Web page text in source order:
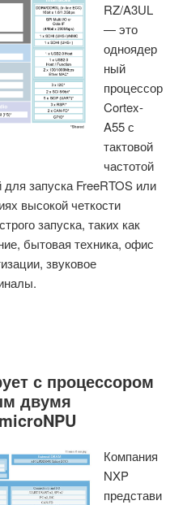
RZ/A3UL
— это
одноядер
ный
процессор
Cortex-
A55 с
тактовой
частотой
запуска FreeRTOS или
высокой четкости
запуска, таких как
бытовая техника, офис
звуковое
с процессором
двумя
Компания
NXP
представи